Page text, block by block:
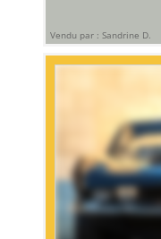
Vendu par : Sandrine D.